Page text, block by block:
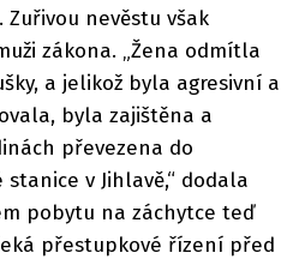
nevěstu však
zákona. „Žena odmítla
a jelikož byla agresivní a
byla zajištěna a
převezena do
v Jihlavě,“ dodala
pobytu na záchytce teď
přestupkové řízení před